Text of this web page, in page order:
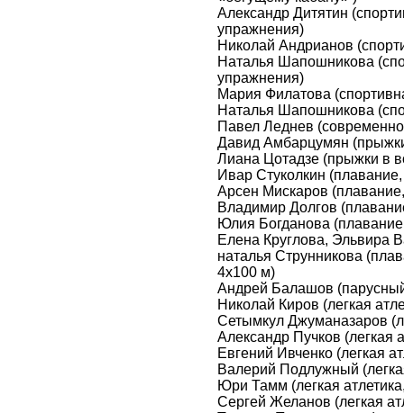
Александр Дитятин
упражнения)
Николай Андрианов
Наталья Шапошникова
упражнения)
Мария Филатова
Наталья Шапошникова
Павел Леднев
Давид Амбарцумян
Лиана Цотадзе (прыжки в
Ивар Стуколкин
Арсен Мискаров
Владимир Долгов
Юлия Богданова
Елена Круглова, Эльвира
наталья Струнникова
4х100 м)
Андрей Балашов
Николай Киров (легкая
Сетымкул Джуманазаров
Александр Пучков (легкая
Евгений Ивченко (легкая
Валерий Подлужный
Юри Тамм (легкая
Сергей Желанов (легкая